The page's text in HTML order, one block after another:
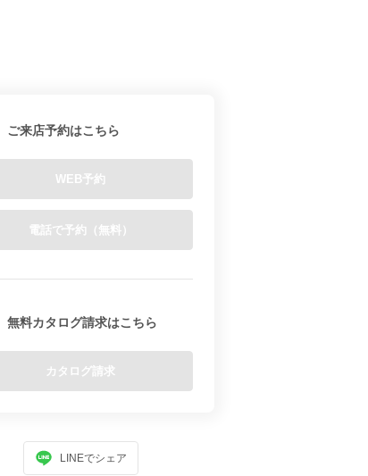
ご来店予約はこちら
WEB予約
電話で予約（無料）
無料カタログ請求はこちら
カタログ請求
LINEでシェア